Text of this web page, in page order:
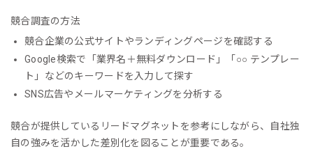
競合調査の方法
競合企業の公式サイトやランディングページを確認する
Google検索で「業界名＋無料ダウンロード」「○○ テンプレー
ト」などのキーワードを入力して探す
SNS広告やメールマーケティングを分析する
競合が提供しているリードマグネットを参考にしながら、自社独
自の強みを活かした差別化を図ることが重要である。